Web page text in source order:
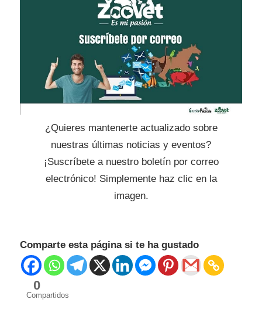
¿Quieres mantenerte actualizado sobre
nuestras últimas noticias y eventos?
¡Suscríbete a nuestro boletín por correo
electrónico! Simplemente haz clic en la
imagen.
Comparte esta página si te ha gustado
0
Compartidos